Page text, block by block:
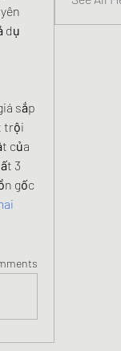
dụ
sắp
trội
của
3
gốc